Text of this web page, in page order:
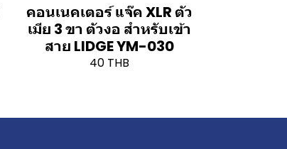
คอนเนคเตอร์ แจ๊ค XLR ตัว
เมีย 3 ขา ตัวงอ สำหรับเข้า
สาย LIDGE YM-030
40 THB